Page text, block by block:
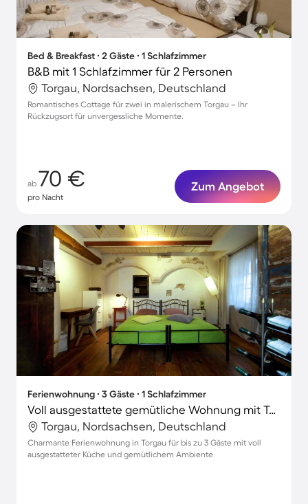
Bed & Breakfast ∙ 2 Gäste ∙ 1 Schlafzimmer
B&B mit 1 Schlafzimmer für 2 Personen
Torgau, Nordsachsen, Deutschland
Romantisches Cottage für zwei in malerischem Torgau – Ihr
Rückzugsort für unvergessliche Momente.
ab 70 €
pro Nacht
Zum Angebot
Ferienwohnung ∙ 3 Gäste ∙ 1 Schlafzimmer
Voll ausgestattete gemütliche Wohnung mit Terrasse
Torgau, Nordsachsen, Deutschland
Charmante Ferienwohnung in Torgau für bis zu 3 Gäste mit voll
ausgestatteter Küche und gemütlichem Ambiente